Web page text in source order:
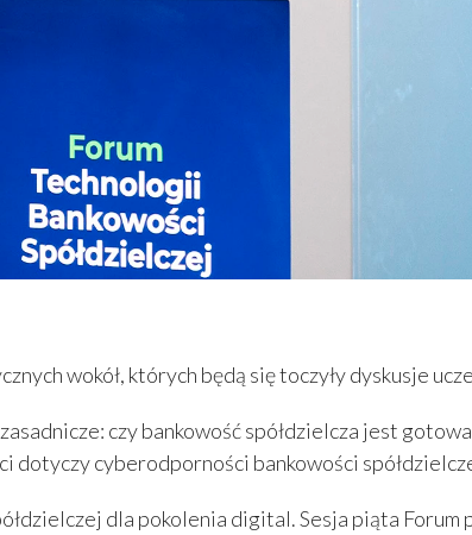
wokół, których będą się toczyły dyskusje
czy bankowość spółdzielcza jest
cyberodporności bankowości
dla pokolenia digital. Sesja piąta